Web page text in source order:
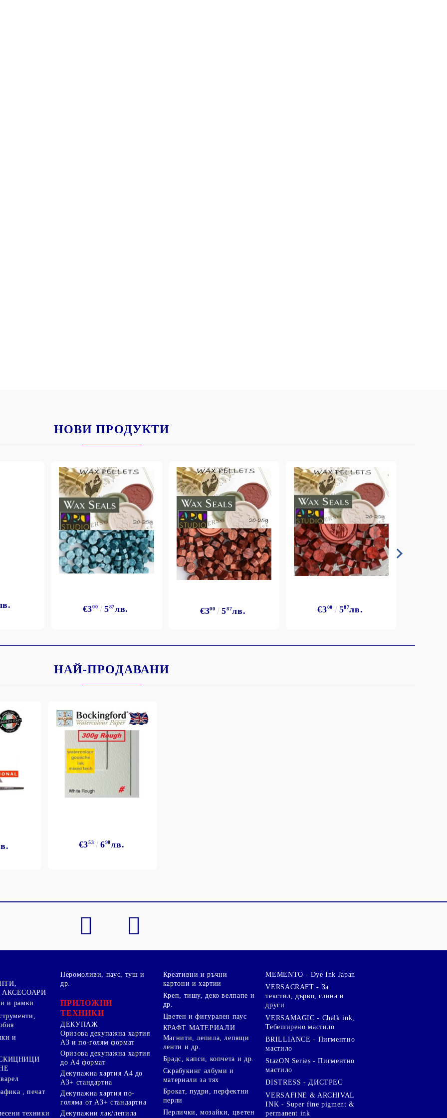
НОВИ ПРОДУКТИ
€300 587лв. €300 587лв. €300 587лв.
НАЙ-ПРОДАВАНИ
€353 690лв.
и рамки
и
, печат
техники
Перомоливи, паус, туш и
др.
ПРИЛОЖНИ
ТЕХНИКИ
ДЕКУПАЖ
Оризова декупажна хартия
А3 и по-голям формат
Оризова декупажна хартия
до А4 формат
Декупажна хартия А4 до
А3+ стандартна
Декупажна хартия по-
голяма от А3+ стандартна
Декупажни лак/лепила
Креативни и ръчни
картони и хартии
Креп, тишу, деко велпапе и
др.
Цветен и фигурален паус
КРАФТ МАТЕРИАЛИ
Магнити, лепила, лепящи
ленти и др.
Брадс, капси, копчета и др.
Скрабукинг албуми и
материали за тях
Брокат, пудри, перфектни
перли
Перлички, мозайки, цветен
MEMENTO - Dye Ink Japan
VERSACRAFT - За
текстил, дърво, глина и
други
VERSAMAGIC - Chalk ink,
Тебеширено мастило
BRILLIANCE - Пигментно
мастило
StazON Series - Пигментно
мастило
DISTRESS - ДИСТРЕС
VERSAFINE & ARCHIVAL
INK - Super fine pigment &
permanent ink